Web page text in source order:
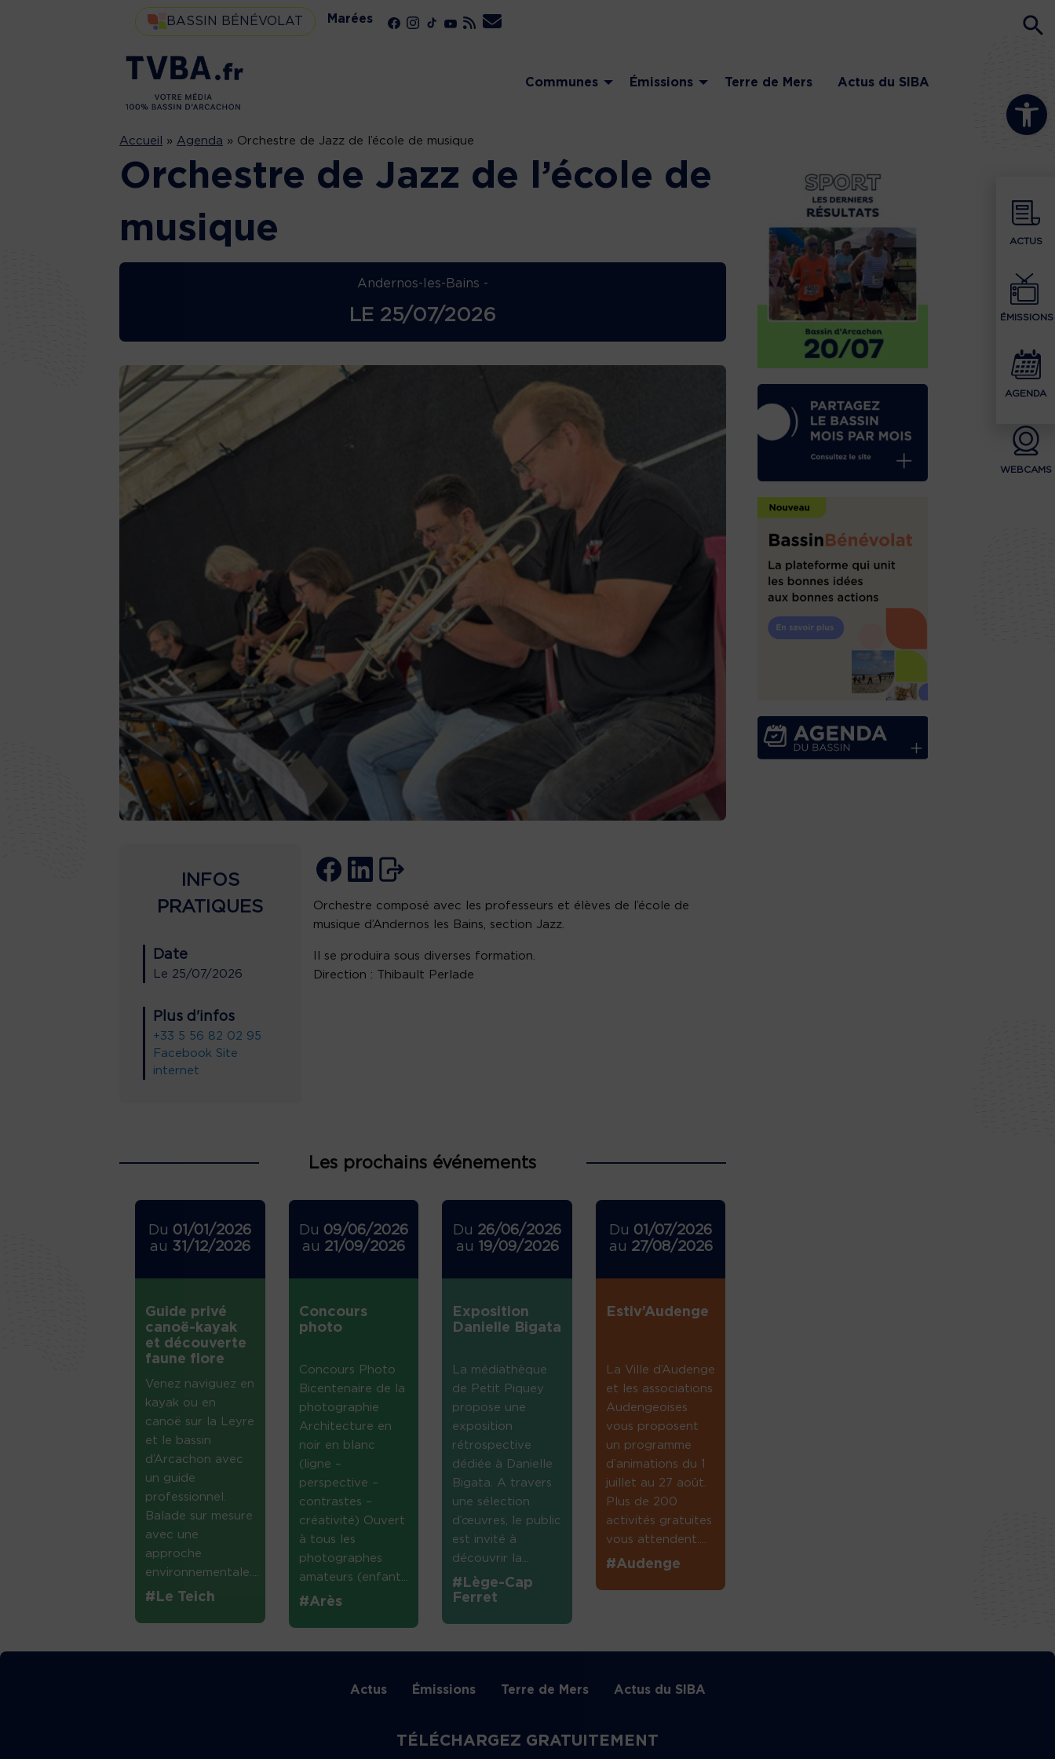
Ouvrir la
ACTUS
ÉMISSIONS
AGENDA
WEBCAMS
BASSIN BÉNÉVOLAT Marées
Communes Émissions Terre de Mers Actus du SIBA
Accueil » Agenda » Orchestre de Jazz de l’école de musique
Orchestre de Jazz de l’école de
musique
Andernos-les-Bains -
LE 25/07/2026
INFOS
PRATIQUES
Date
Le 25/07/2026
Plus d'infos
+33 5 56 82 02 95
Facebook Site
internet
Orchestre composé avec les professeurs et élèves de l’école de
musique d’Andernos les Bains, section Jazz.
Il se produira sous diverses formation.
Direction : Thibault Perlade
Les prochains événements
Du 01/01/2026
au 31/12/2026
Guide privé
canoë-kayak
et découverte
faune flore
Venez naviguez en
kayak ou en
canoë sur la Leyre
et le bassin
d’Arcachon avec
un guide
professionnel.
Balade sur mesure
avec une
approche
environnementale....
#Le Teich
Du 09/06/2026
au 21/09/2026
Concours
photo
Concours Photo
Bicentenaire de la
photographie
Architecture en
noir en blanc
(ligne –
perspective –
contrastes –
créativité) Ouvert
à tous les
photographes
amateurs (enfant...
#Arès
Du 26/06/2026
au 19/09/2026
Exposition
Danielle Bigata
La médiathèque
de Petit Piquey
propose une
exposition
rétrospective
dédiée à Danielle
Bigata. A travers
une sélection
d’œuvres, le public
est invité à
découvrir la...
#Lège-Cap
Ferret
Du 01/07/2026
au 27/08/2026
Estiv’Audenge
La Ville d’Audenge
et les associations
Audengeoises
vous proposent
un programme
d’animations du 1
juillet au 27 août.
Plus de 200
activités gratuites
vous attendent....
#Audenge
Actus Émissions Terre de Mers Actus du SIBA
TÉLÉCHARGEZ GRATUITEMENT